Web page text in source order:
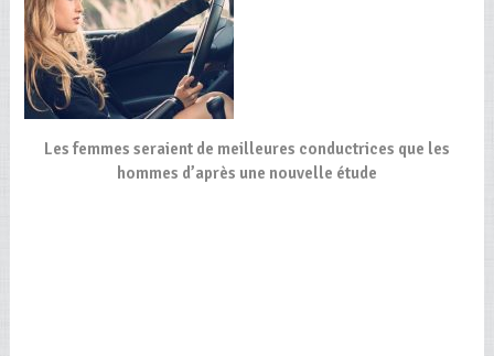
Les femmes seraient de meilleures conductrices que les
hommes d’après une nouvelle étude